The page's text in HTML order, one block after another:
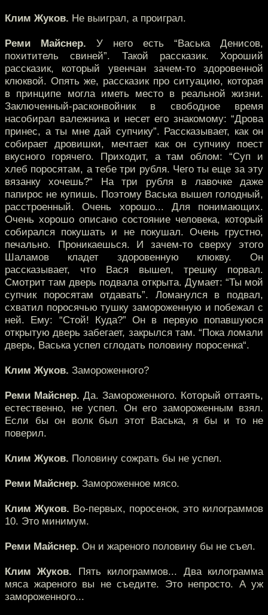
Клим Жуков. Не выиграл, а проиграл.
Реми Майснер. У него есть “Васька Денисов,
похититель свиней”. Такой рассказик. Хороший
рассказик, который увенчан зачем-то здоровенной
клюквой. Опять же, рассказик про ситуацию, которая
в принципе могла иметь место в реальной жизни.
Заключенный-расконвойник в свободное время
насобирал валежника и несет его знакомому: “Дрова
принес, а ты мне дай супчику”. Рассказывает, как он
собирает дровишки, мечтает как он супчику поест
вкусного горячего. Приходит, а там облом: “Суп и
хлеб поросятам, а тебе три рубля. Чего ты еще за эту
вязанку хочешь?“ На три рубля в лавочке даже
папирос не купишь. Поэтому Васька вышел голодный,
расстроенный. Очень хорошо... Для понимающих.
Очень хорошо описано состояние человека, который
собирался покушать и не покушал. Очень грустно,
печально. Проникаешься. И зачем-то сверху этого
Шаламов кладет здоровенную клюкву. Он
рассказывает, что Вася вышел, трешку порвал.
Смотрит там дверь подвала открыта. Думает: “Ты мой
супчик поросятам отдавать”. Ломанулся в подвал,
схватил поросячью тушку замороженную и побежал с
ней. Ему: “Стой! Куда?” Он в первую попавшуюся
открытую дверь забегает, закрылся там. “Пока ломали
дверь, Васька успел сглодать половину поросенка“.
Клим Жуков. Замороженного?
Реми Майснер. Да. Замороженного. Который оттаять,
естественно, не успел. Он его замороженным взял.
Если бы он волк был этот Васька, я бы и то не
поверил.
Клим Жуков. Половину сожрать бы не успел.
Реми Майснер. Замороженное мясо.
Клим Жуков. Во-первых, поросенок, это килограммов
10. Это минимум.
Реми Майснер. Он и жареного половину бы не съел.
Клим Жуков. Пять килограммов... Два килограмма
мяса жареного вы не съедите. Это непросто. А уж
замороженного...